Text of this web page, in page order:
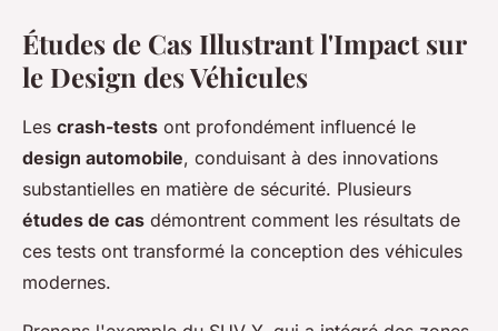
Études de Cas Illustrant l'Impact sur
le Design des Véhicules
Les crash-tests ont profondément influencé le
design automobile, conduisant à des innovations
substantielles en matière de sécurité. Plusieurs
études de cas démontrent comment les résultats de
ces tests ont transformé la conception des véhicules
modernes.